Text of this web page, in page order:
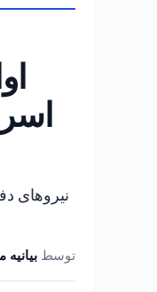
نیروهای
توسط